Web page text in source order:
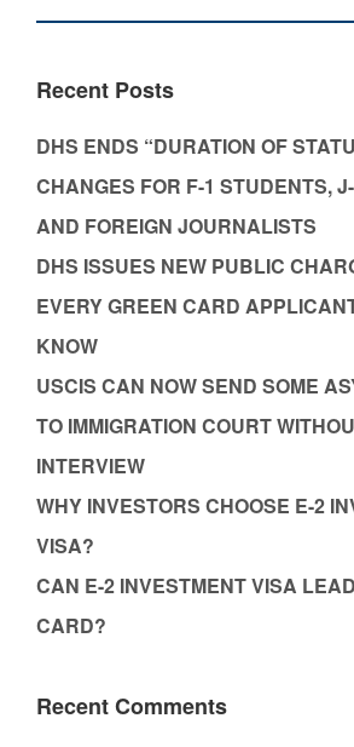
Recent Posts
DHS ENDS “DURATION OF
CHANGES FOR F-1 STUDENTS,
AND FOREIGN JOURNALISTS
DHS ISSUES NEW PUBLIC
EVERY GREEN CARD
KNOW
USCIS CAN NOW SEND SOME
TO IMMIGRATION COURT
INTERVIEW
WHY INVESTORS CHOOSE E-2
VISA?
CAN E-2 INVESTMENT VISA
CARD?
Recent Comments